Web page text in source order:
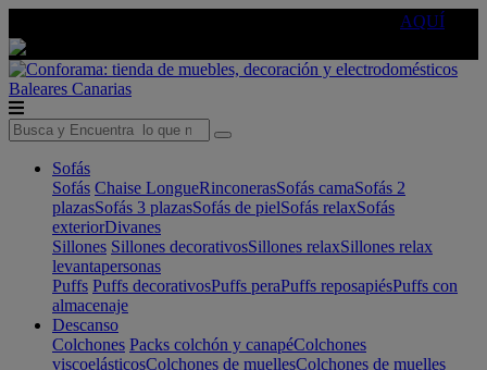
AQUÍ
Baleares Canarias
Sofás
Sofás Chaise LongueRinconerasSofás camaSofás 2
plazasSofás 3 plazasSofás de pielSofás relaxSofás
exteriorDivanes
Sillones Sillones decorativosSillones relaxSillones relax
levantapersonas
Puffs Puffs decorativosPuffs peraPuffs reposapiésPuffs con
almacenaje
Descanso
Colchones Packs colchón y canapéColchones
viscoelásticosColchones de muellesColchones de muelles